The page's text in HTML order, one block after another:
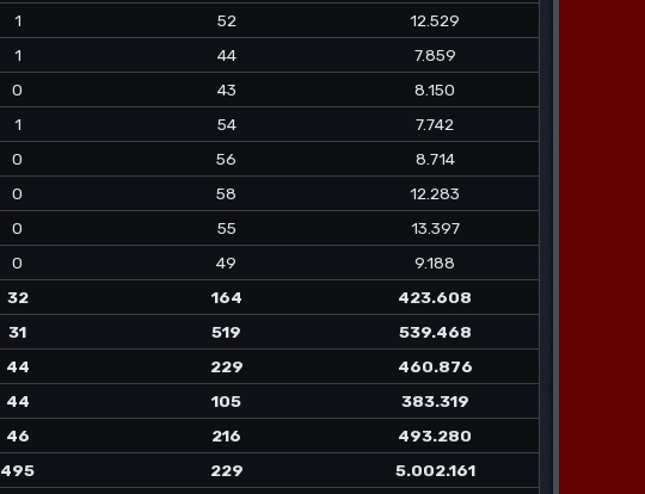
1 52
12.529
1 44
7.859
0 43
8.150
1 54
7.742
0 56
8.714
0 58
12.283
0 55
13.397
0 49
9.188
32 164
423.608
31 519
539.468
44 229
460.876
44 105
383.319
46 216
493.280
495 229
5.002.161